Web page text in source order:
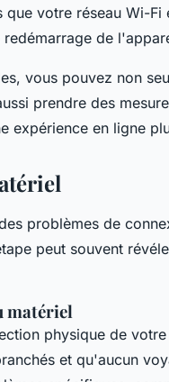
que votre réseau Wi-
de
vous pouvez non
prendre des
expérience en ligne
problèmes de
peut souvent
matériel
physique de votre
et qu'aucun